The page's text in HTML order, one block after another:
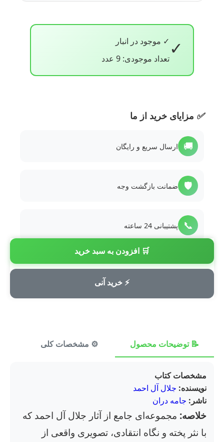
✓ ✓ موجود در انبار
تعداد موجودی: 9 عدد
🛒 افزودن به سبد خرید
⚡ خرید آنی
✅ مزایای خرید از ما
🚚 ارسال سریع و رایگان
🛡️ ضمانت بازگشت وجه
📞 پشتیبانی 24 ساعته
💳 پرداخت امن
📝 توضیحات محصول ⚙️ مشخصات کلی
مشخصات کتاب
نویسنده: جلال آل احمد
ناشر: جامه دران
خلاصه: مجموعه‌ای جامع از آثار جلال آل احمد که
با نثر پخته و نگاه انتقادی، تصویری واقعی از